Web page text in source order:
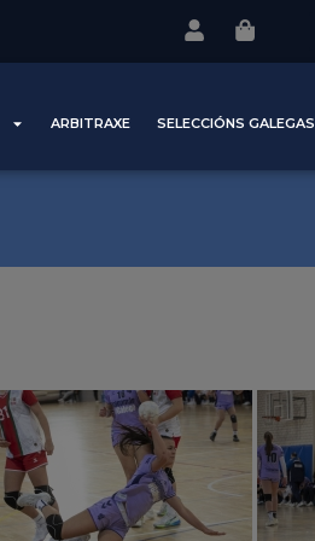
ARBITRAXE SELECCIÓNS GALEGAS